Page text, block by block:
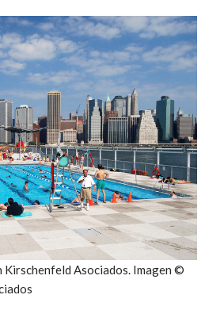
Asociados. Imagen ©